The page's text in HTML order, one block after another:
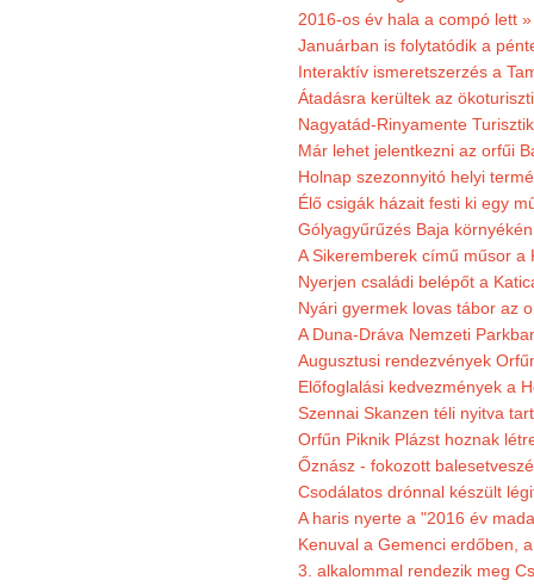
2016-os év hala a compó lett »
Januárban is folytatódik a
Interaktív ismeretszerzés a
Átadásra kerültek az
Nagyatád-Rinyamente
Már lehet jelentkezni az orfűi
Holnap szezonnyitó helyi
Élő csigák házait festi ki egy
Gólyagyűrűzés Baja
A Sikeremberek című műsor a
Nyerjen családi belépőt a
Nyári gyermek lovas tábor az
A Duna-Dráva Nemzeti
Augusztusi rendezvények
Előfoglalási kedvezmények a
Szennai Skanzen téli nyitva
Orfűn Piknik Plázst hoznak
Őznász - fokozott
Csodálatos drónnal készült
A haris nyerte a "2016 év
Kenuval a Gemenci erdőben,
3. alkalommal rendezik meg